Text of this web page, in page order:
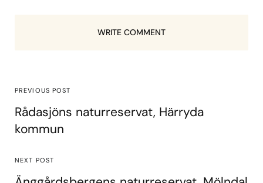
WRITE COMMENT
PREVIOUS POST
Rådasjöns naturreservat, Härryda
kommun
NEXT POST